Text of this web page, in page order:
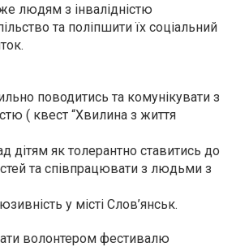
людям з інвалідністю
та поліпшити їх соціальний
поводитись та комунікувати з
( квест “Хвилина з життя
дітям як толерантно ставитись до
та співпрацювати з людьми з
у місті Слов’янськ.
волонтером фестивалю